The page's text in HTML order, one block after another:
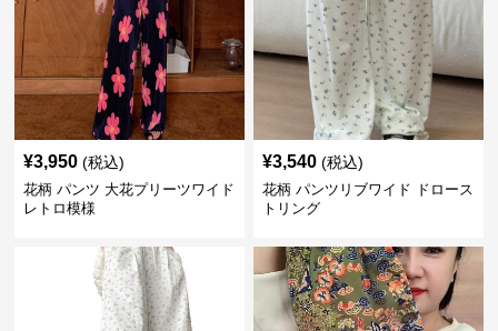
¥3,950 (税込)
花柄 パンツ 大花プリーツワイド
レトロ模様
¥3,540 (税込)
花柄 パンツリブワイド ドロース
トリング